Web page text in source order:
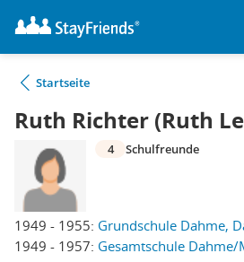
Startseite
Ruth Richter (Ruth
1949 - 1955: Grundschule Dahme,
1949 - 1957: Gesamtschule
4 Schulfreunde